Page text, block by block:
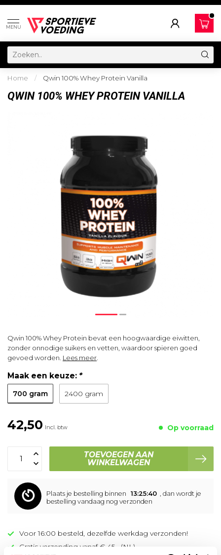
MENU
Home / Qwin 100% Whey Protein Vanilla
QWIN 100% WHEY PROTEIN VANILLA
Qwin 100% Whey Protein bevat een hoogwaardige eiwitten,
zonder onnodige suikers en vetten, waardoor spieren goed
gevoed worden. Lees meer
Maak een keuze: *
700 gram 2400 gram
42,50 Incl. btw Op voorraad
TOEVOEGEN AAN
WINKELWAGEN
Plaats je bestelling binnen 13:25:40 , dan wordt je
bestelling vandaag nog verzonden
Voor 16:00 besteld, dezelfde werkdag verzonden!
Gratis verzending vanaf € 45,- (NL)